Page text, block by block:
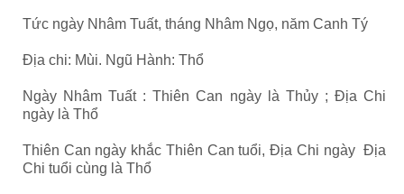
Tức ngày Nhâm Tuất, tháng Nhâm Ngọ, năm Canh Tý
Địa chi: Mùi. Ngũ Hành: Thổ
Ngày Nhâm Tuất : Thiên Can ngày là Thủy ; Địa Chi
ngày là Thổ
Thiên Can ngày khắc Thiên Can tuổi, Địa Chi ngày Địa
Chi tuổi cùng là Thổ